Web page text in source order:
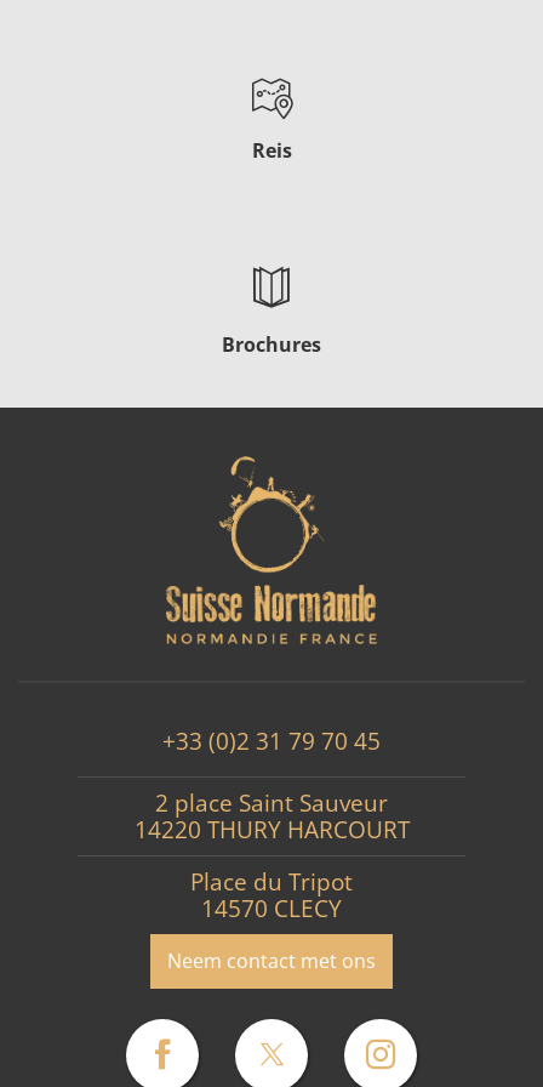
Reis
Brochures
+33 (0)2 31 79 70 45
2 place Saint Sauveur
14220 THURY HARCOURT
Place du Tripot
14570 CLECY
Neem contact met ons